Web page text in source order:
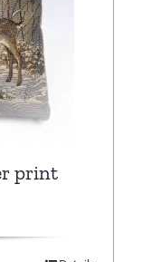
print